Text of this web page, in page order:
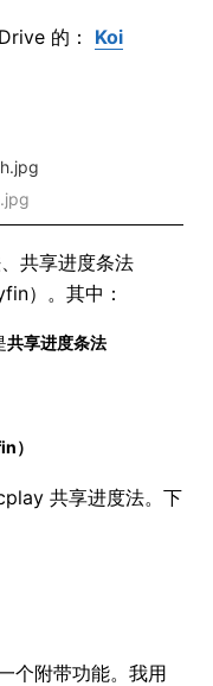
的： Koi
共享进度条法
）。其中：
共享进度条法
）
共享进度法。下
个附带功能。我用